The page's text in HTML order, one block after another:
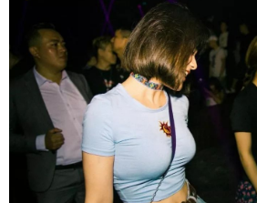
10年间为说唱界大佬Jay-Z担任
涯高峰是为美国前总统奥巴马的
还曾在著名的Glastonbury音乐
来ARKHAM聆听DJ Nail
作你的小周末 8.30 // KEY! &
y主导、与Drake私交甚密的 创意
旗下两位核心成员Key! 以及
唱的标志性符号 将你捕捉至他们
空间 9.7 // MadeinTYO 一首
扫描二维码继续阅读